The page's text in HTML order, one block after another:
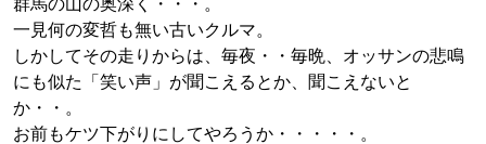
一見何の変哲も無い古いクルマ。
しかしてその走りからは、毎夜・・毎晩、オッサンの悲鳴
にも似た「笑い声」が聞こえるとか、聞こえないと
か・・。
お前もケツ下がりにしてやろうか・・・・・。